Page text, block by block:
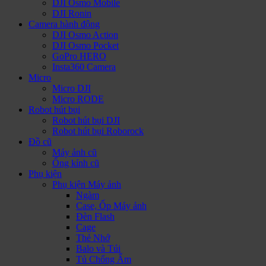
DJI Osmo Mobile
DJI Ronin
Camera hành động
DJI Osmo Action
DJI Osmo Pocket
GoPro HERO
Insta360 Camera
Micro
Micro DJI
Micro RODE
Robot hút bụi
Robot hút bụi DJI
Robot hút bụi Roborock
Đồ cũ
Máy ảnh cũ
Ống kính cũ
Phụ kiện
Phụ kiện Máy ảnh
Ngàm
Case, Ốp Máy ảnh
Đèn Flash
Cage
Thẻ Nhớ
Balo và Túi
Tủ Chống Ẩm